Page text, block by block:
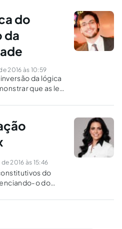
do
da
2016 às 10:59
da lógica
que as leis
a
2016 às 15:46
do
o do
de ambos, o